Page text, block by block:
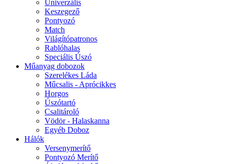
Univerzális
Keszegező
Pontyozó
Match
Világítópatronos
Rablóhalas
Speciális Úszó
Műanyag dobozok
Szerelékes Láda
Műcsalis - Aprócikkes
Horgos
Úszótartó
Csalitároló
Vödör - Halaskanna
Egyéb Doboz
Hálók
Versenymerítő
Pontyozó Merítő